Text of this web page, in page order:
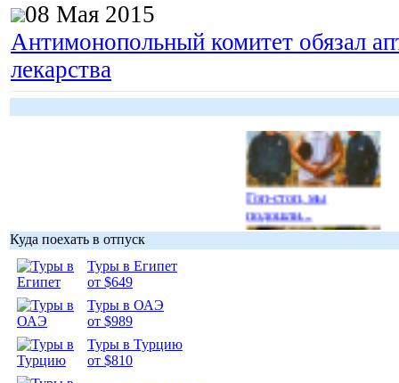
08 Мая 2015
Антимонопольный комитет обязал
лекарства
Гоп-стоп, мы
подошли...
Куда поехать в отпуск
Туры в Египет
от $649
Туры в ОАЭ
от $989
Туры в Турцию
от $810